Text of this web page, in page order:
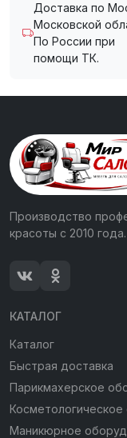
Доставка по
Московской
По России при
помощи ТК.
Производство
красоты с 2010 года.
КАТАЛОГ
Каталог
Быстрая доставка
Парикмахерское
Маникюрное